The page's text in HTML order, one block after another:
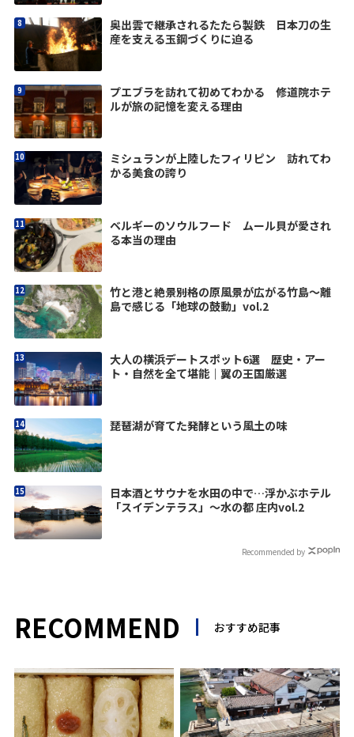
奥出雲で継承されるたたら製鉄 日本刀の生
産を支える玉鋼づくりに迫る
プエブラを訪れて初めてわかる 修道院ホテ
ルが旅の記憶を変える理由
ミシュランが上陸したフィリピン 訪れてわ
かる美食の誇り
ベルギーのソウルフード ムール貝が愛され
る本当の理由
竹と港と絶景――別格の原風景が広がる竹島～離
島で感じる「地球の鼓動」vol.2
大人の横浜デートスポット6選 歴史・アー
ト・自然を全て堪能｜翼の王国厳選
琵琶湖が育てた発酵という風土の味
日本酒とサウナを水田の中で…浮かぶホテル
「スイデンテラス」～水の都 庄内vol.2
Recommended by
RECOMMEND おすすめ記事